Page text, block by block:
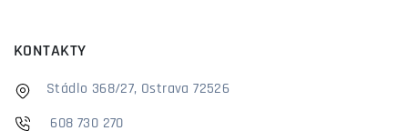
KONTAKTY
Stádlo 368/27, Ostrava 72526
608 730 270